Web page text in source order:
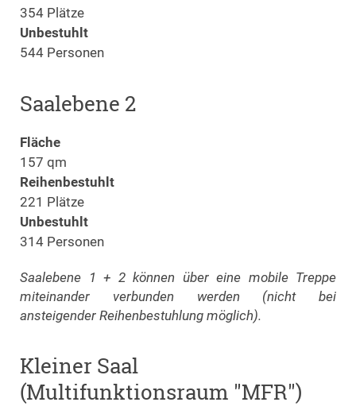
354 Plätze
Unbestuhlt
544 Personen
Saalebene 2
Fläche
157 qm
Reihenbestuhlt
221 Plätze
Unbestuhlt
314 Personen
Saalebene 1 + 2 können über eine mobile Treppe
miteinander verbunden werden (nicht bei
ansteigender Reihenbestuhlung möglich).
Kleiner Saal
(Multifunktionsraum "MFR")